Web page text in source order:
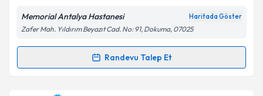
Kişisel verilerimin işlenmesine ilişkin
Aydınlatma
Metni'ni okudum ve kişisel verilerimin belirtilen
kapsamda işlenmesini kabul ediyorum.
Memorial Antalya Hastanesi Haritada Göster
Zafer Mah. Yıldırım Beyazıt Cad. No: 91, Dokuma, 07025
Randevu Talep Et
Randevu Takvimi Talebi